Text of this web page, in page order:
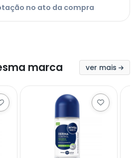
no ato da compra
marca ver mais